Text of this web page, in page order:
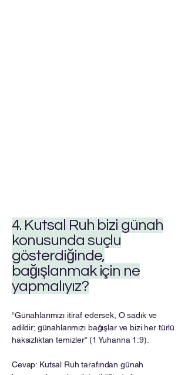
4. Kutsal Ruh bizi günah
konusunda suçlu
gösterdiğinde,
bağışlanmak için ne
yapmalıyız?
“Günahlarımızı itiraf edersek, O sadık ve
adildir; günahlarımızı bağışlar ve bizi her türlü
haksızlıktan temizler” (1 Yuhanna 1:9).
Cevap: Kutsal Ruh tarafından günah